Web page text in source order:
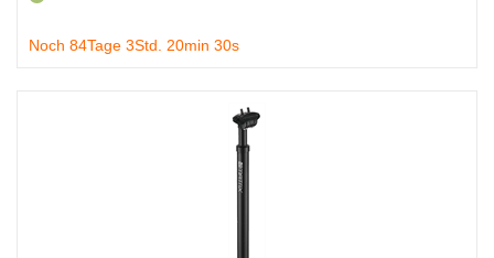
Noch 84Tage 3Std. 20min 29s